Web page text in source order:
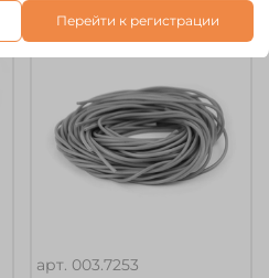
арт. 003.7253
Перейти к регистрации